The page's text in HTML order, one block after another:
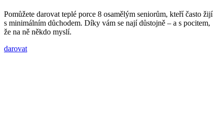
Pomůžete darovat teplé porce 8 osamělým seniorům, kteří často žijí
s minimálním důchodem. Díky vám se nají důstojně – a s pocitem,
že na ně někdo myslí.
darovat